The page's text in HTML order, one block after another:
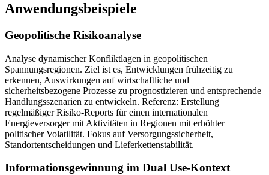
Anwendungsbeispiele
Geopolitische Risikoanalyse
Analyse dynamischer Konfliktlagen in geopolitischen
Spannungsregionen. Ziel ist es, Entwicklungen frühzeitig zu
erkennen, Auswirkungen auf wirtschaftliche und
sicherheitsbezogene Prozesse zu prognostizieren und entsprechende
Handlungsszenarien zu entwickeln. Referenz: Erstellung
regelmäßiger Risiko-Reports für einen internationalen
Energieversorger mit Aktivitäten in Regionen mit erhöhter
politischer Volatilität. Fokus auf Versorgungssicherheit,
Standortentscheidungen und Lieferkettenstabilität.
Informationsgewinnung im Dual Use-Kontext